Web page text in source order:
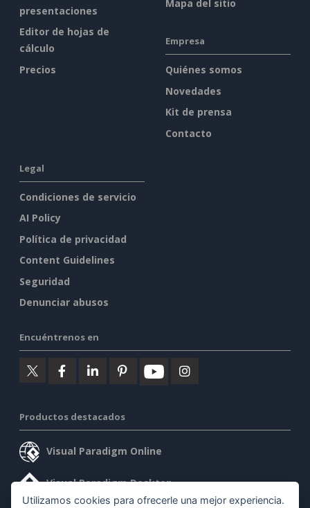
presentaciones
Editor de hojas de
cálculo
Precios
Mapa del sitio
Empresa
Quiénes somos
Novedades
Kit de prensa
Contacto
Legal
Condiciones de servicio
AI Policy
Política de privacidad
Content Guidelines
Seguridad
Denunciar abusos
Encuéntrenos en
Productos destacados
Visual Paradigm Online
Visual Paradigm Desktop
Utilizamos cookies para ofrecerle una mejor experiencia.